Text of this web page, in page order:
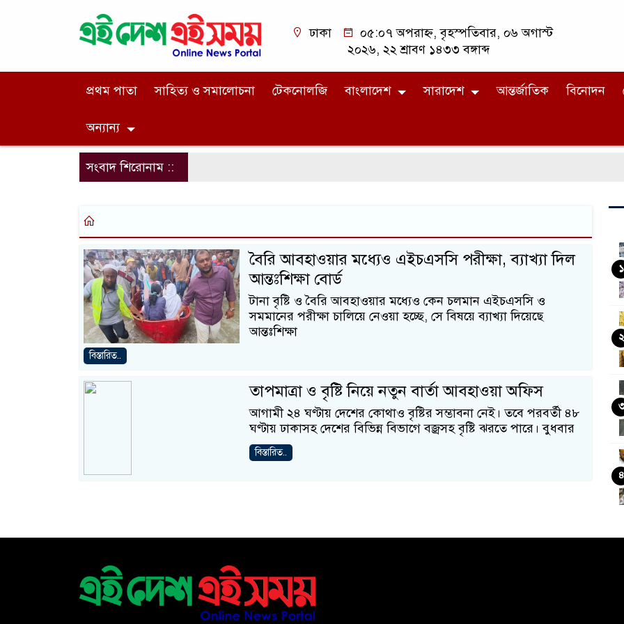
ঢাকা
০৫:০৭ অপরাহ্ন, বৃহস্পতিবার, ০৬ অগাস্ট
২০২৬, ২২ শ্রাবণ ১৪৩৩ বঙ্গাব্দ
প্রথম পাতা সাহিত্য ও সমালোচনা টেকনোলজি বাংলাদেশ সারাদেশ আন্তর্জাতিক বিনোদন
অন্যান্য
সংবাদ শিরোনাম ::
বৈরি আবহাওয়ার মধ্যেও এইচএসসি পরীক্ষা, ব্যাখ্যা দিল
আন্তঃশিক্ষা বোর্ড
টানা বৃষ্টি ও বৈরি আবহাওয়ার মধ্যেও কেন চলমান এইচএসসি ও
সমমানের পরীক্ষা চালিয়ে নেওয়া হচ্ছে, সে বিষয়ে ব্যাখ্যা দিয়েছে
আন্তঃশিক্ষা
বিস্তারিত..
তাপমাত্রা ও বৃষ্টি নিয়ে নতুন বার্তা আবহাওয়া অফিস
আগামী ২৪ ঘণ্টায় দেশের কোথাও বৃষ্টির সম্ভাবনা নেই। তবে পরবর্তী ৪৮
ঘণ্টায় ঢাকাসহ দেশের বিভিন্ন বিভাগে বজ্রসহ বৃষ্টি ঝরতে পারে। বুধবার
বিস্তারিত..
১
২
৩
৪